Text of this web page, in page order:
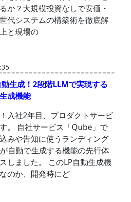
か？大規模投資なしで安価・
代システムの構築術を徹底解
と現場の
生成！2段階LLMで実現する
成機能
入社2年目、プロダクトサービ
。 自社サービス「Qube」で
みや告知に使うランディング
自動で生成する機能の先行体
しました。 このLP自動生成機
のか、開発時にど